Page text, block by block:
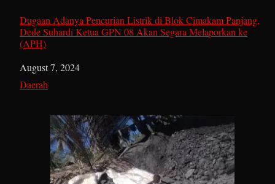
Dugaan Adanya Pencurian Listrik di Blok Cimakam Panjang,
Dede Suhardi Ketua GPN 08 Akan Segara Melaporkan ke
(APH)
Date
August 7, 2024
In relation to
Daerah